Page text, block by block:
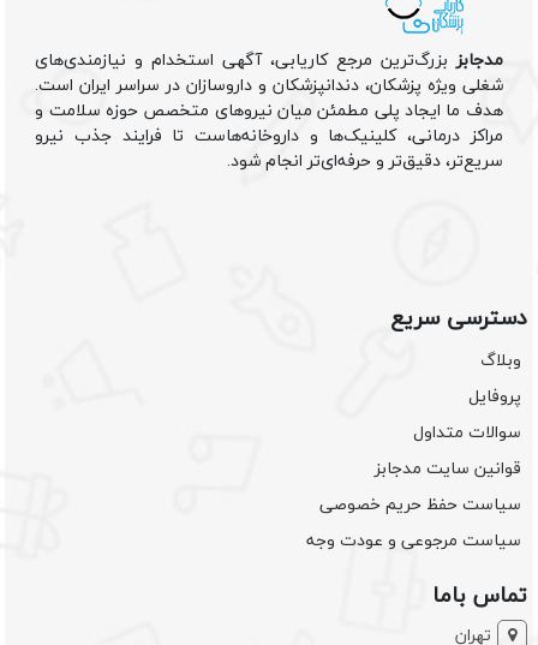
مدجابزبزرگ‌ترین مرجع کاریابی، آگهی استخدام و نیازمندی‌های
شغلی ویژه پزشکان، دندانپزشکان و داروسازان در سراسر ایران است.
هدف ما ایجاد پلی مطمئن میان نیروهای متخصص حوزه سلامت و
مراکز درمانی، کلینیک‌ها و داروخانه‌هاست تا فرایند جذب نیرو
سریع‌تر، دقیق‌تر و حرفه‌ای‌تر انجام شود.
دسترسی سریع
وبلاگ
پروفایل
سوالات متداول
قوانین سایت مدجابز
سیاست حفظ حریم خصوصی
سیاست مرجوعی و عودت وجه
تماس باما
تهران